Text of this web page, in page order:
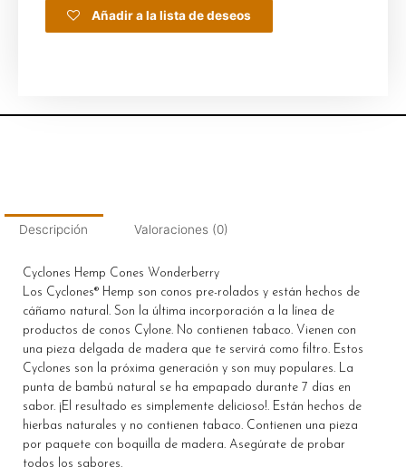
Añadir a la lista de deseos
Descripción Valoraciones (0)
Cyclones Hemp Cones Wonderberry
Los Cyclones® Hemp son conos pre-rolados y están hechos de
cáñamo natural. Son la última incorporación a la línea de
productos de conos Cylone. No contienen tabaco. Vienen con
una pieza delgada de madera que te servirá como filtro. Estos
Cyclones son la próxima generación y son muy populares. La
punta de bambú natural se ha empapado durante 7 días en
sabor. ¡El resultado es simplemente delicioso!. Están hechos de
hierbas naturales y no contienen tabaco. Contienen una pieza
por paquete con boquilla de madera. Asegúrate de probar
todos los sabores.